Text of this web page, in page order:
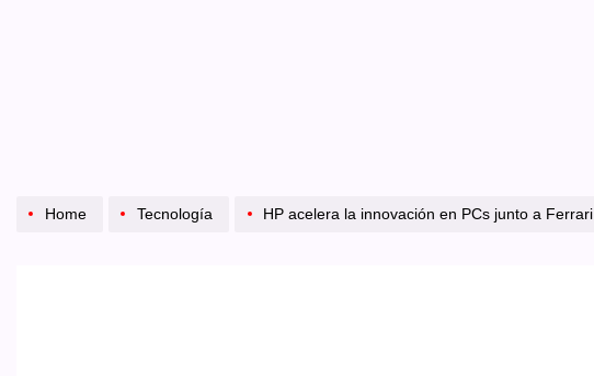
Home Tecnología HP acelera la innovación en PCs junto a Ferrari